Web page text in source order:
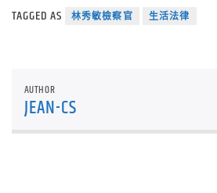
TAGGED AS 林秀敏檢察官 生活法律
AUTHOR
JEAN-CS